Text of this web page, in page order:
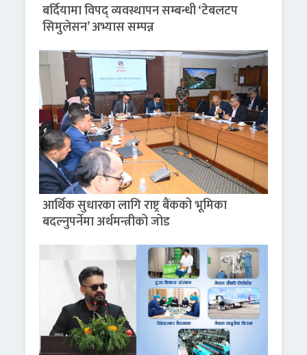
बर्दियामा विपद् व्यवस्थापन सम्बन्धी ‘टेबलटप
सिमुलेसन’ अभ्यास सम्पन्न
आर्थिक सुधारका लागि राष्ट्र बैंकको भूमिका
बदल्नुपर्नेमा अर्थमन्त्रीको जोड